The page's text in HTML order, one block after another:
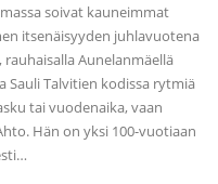
soivat kauneimmat
itsenäisyyden juhlavuotena
Aunelanmäellä
Sauli Talvitien kodissa rytmiä
tai vuodenaika, vaan
Hän on yksi 100-vuotiaan